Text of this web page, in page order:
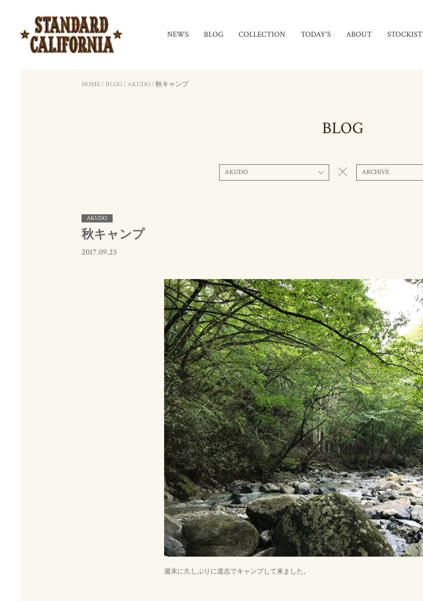
NEWS BLOG COLLECTION TODAY'S ABOUT STOCKIST
HOME/ BLOG/AKUDO/秋キャンプ
BLOG
AKUDO ARCHIVE
AKUDO
秋キャンプ
2017.09.25
週末に久しぶりに道志でキャンプして来ました。